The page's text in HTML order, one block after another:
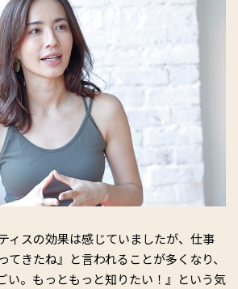
ィスの効果は感じていましたが、仕事
てきたね』と言われることが多くなり、
い。もっともっと知りたい！』という気